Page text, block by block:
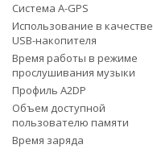
Cистема A-GPS
Использование в качестве
USB-накопителя
Время работы в режиме
прослушивания музыки
Профиль A2DP
Объем доступной
пользователю памяти
Время заряда